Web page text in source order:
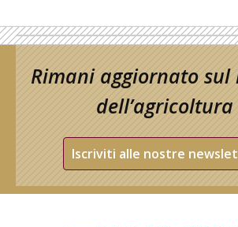
Rimani aggiornato sul
dell’agricoltura
Iscriviti alle nostre